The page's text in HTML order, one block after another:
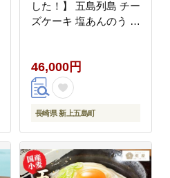
した！】 五島列島 チー
ズケーキ 塩あんのう お
46,000円
長崎県 新上五島町